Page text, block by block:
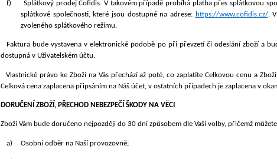
f)
Splátkový prodej Cofidis. V takovém případě probíhá platba přes splátkovou
splátkové společnosti, které jsou dostupné na adrese: https://www.cofidis.cz/.
zvoleného splátkového režimu.
Faktura bude vystavena v elektronické podobě po při převzetí či odeslání zboží a
dostupná v Uživatelském účtu.
Vlastnické právo ke Zboží na Vás přechází až poté, co zaplatíte Celkovou cenu a
Celková cena zaplacena připsáním na Náš účet, v ostatních případech je zaplacena v
DORUČENÍ ZBOŽÍ, PŘECHOD NEBEZPEČÍ ŠKODY NA VĚCI
Zboží Vám bude doručeno nejpozději do 30 dní způsobem dle Vaší volby, přičemž
a) Osobní odběr na Naší provozovně;